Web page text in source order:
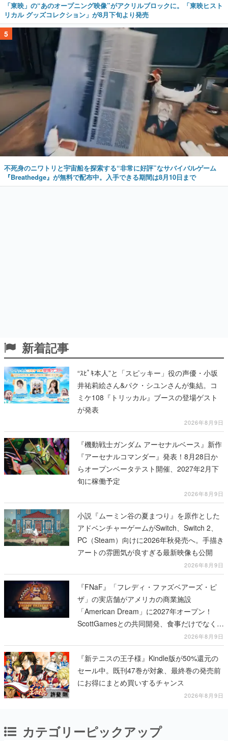
「東映」の“あのオープニング映像”がアクリルブロックに。「東映ヒスト
リカル グッズコレクション」が8月下旬より発売
5
不死身のニワトリと宇宙船を探索する“非常に好評”なサバイバルゲーム
『Breathedge』が無料で配布中。入手できる期間は8月10日まで
新着記事
“ｽﾋﾟｷ本人”と「スピッキー」役の声優・小坂
井祐莉絵さん&パク・シユンさんが集結。コ
ミケ108『トリッカル』ブースの登場ゲスト
が発表
2026年8月9日
『機動戦士ガンダム アーセナルベース』新作
『アーセナルコマンダー』発表！8月28日か
らオープンベータテスト開催、2027年2月下
旬に稼働予定
2026年8月9日
小説『ムーミン谷の夏まつり』を原作とした
アドベンチャーゲームがSwitch、Switch 2、
PC（Steam）向けに2026年秋発売へ。手描き
アートの雰囲気が良すぎる最新映像も公開
2026年8月9日
『FNaF』「フレディ・ファズベアーズ・ピ
ザ」の実店舗がアメリカの商業施設
「American Dream」に2027年オープン！
ScottGamesとの共同開発、食事だけでなくス
テージショーや没入型のホラー体験も楽しめ
る
2026年8月9日
『新テニスの王子様』Kindle版が50%還元の
セール中。既刊47巻が対象、最終巻の発売前
にお得にまとめ買いするチャンス
2026年8月9日
カテゴリーピックアップ